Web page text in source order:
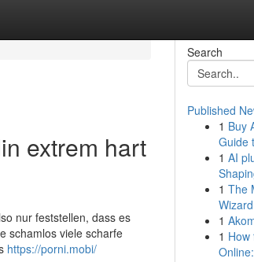
extrem hart
nur feststellen, dass es
schamlos viele scharfe
https://porni.mobi/
Search
Published
1 Buy
Guide
1 AI
1 The
1
1 How